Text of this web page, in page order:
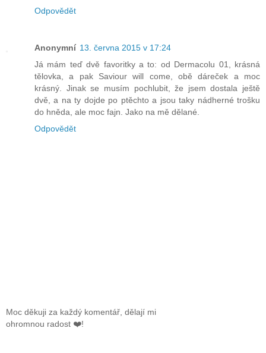
Odpovědět
Anonymní 13. června 2015 v 17:24
Já mám teď dvě favoritky a to: od Dermacolu 01, krásná
tělovka, a pak Saviour will come, obě dáreček a moc
krásný. Jinak se musím pochlubit, že jsem dostala ještě
dvě, a na ty dojde po ptěchto a jsou taky nádherné trošku
do hněda, ale moc fajn. Jako na mě dělané.
Odpovědět
Moc děkuji za každý komentář, dělají mi
ohromnou radost ❤️!